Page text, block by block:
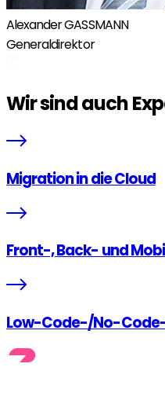
Alexander GASSMANN
Generaldirektor
Wir sind auch
Migration in die Cloud
Front-, Back- und
Low-Code-/No-